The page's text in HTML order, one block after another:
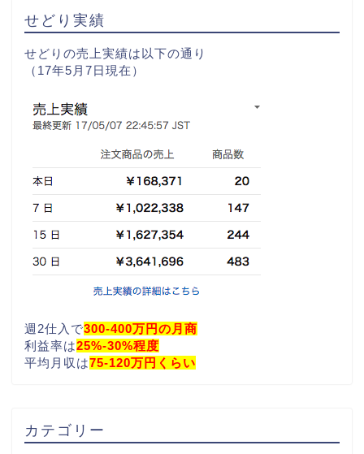
せどり実績
せどりの売上実績は以下の通り
（17年5月7日現在）
週2仕入で300-400万円の月商
利益率は25%-30%程度
平均月収は75-120万円くらい
カテゴリー